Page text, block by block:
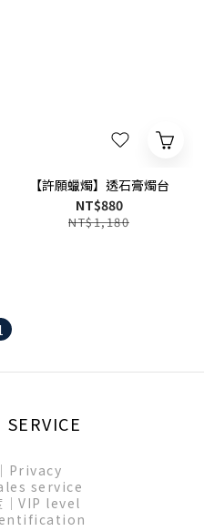
【許願蠟燭】透石膏燭台
NT$880
NT$1,180
service
│VIP level